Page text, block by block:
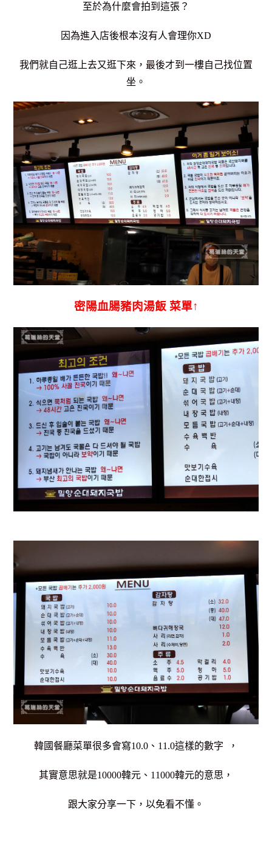
至於為什麼會拍到這張？
因為進入店後根本沒有人會理你XD
我們就自己逛上去又逛下來， 最後才到一樓自己找位置
坐。
密陽血腸豬肉湯飯 菜單↑
韓國餐廳菜單很多會寫10.0、11.0這樣的數字 ，
其實意思就是10000韓元、11000韓元的意思，
跟大家分享一下，以免看不懂。